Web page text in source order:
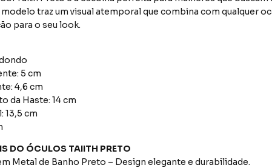
traz um visual atemporal que combina com qualquer
para o seu look.
5 cm
4,6 cm
da Haste: 14 cm
13,5 cm
DO ÓCULOS TAIITH PRETO
Metal de Banho Preto – Design elegante e durabilidade.